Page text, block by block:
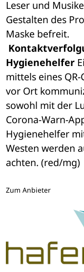
Leser und
Gestalten des
Maske befreit.
Hygienehelfer
mittels eines
vor Ort
sowohl mit der
Corona-Warn-
Hygienehelfer
Westen werden
achten. (red/mg)
Zum Anbieter